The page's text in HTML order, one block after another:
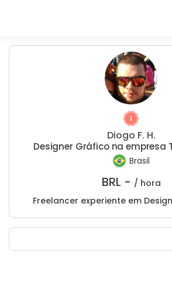
Diogo F. H.
Designer Gráfico na empresa
Brasil
BRL - / hora
Freelancer experiente em